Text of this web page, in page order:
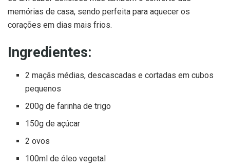
memórias de casa, sendo perfeita para aquecer os
corações em dias mais frios.
Ingredientes:
2 maçãs médias, descascadas e cortadas em cubos
pequenos
200g de farinha de trigo
150g de açúcar
2 ovos
100ml de óleo vegetal